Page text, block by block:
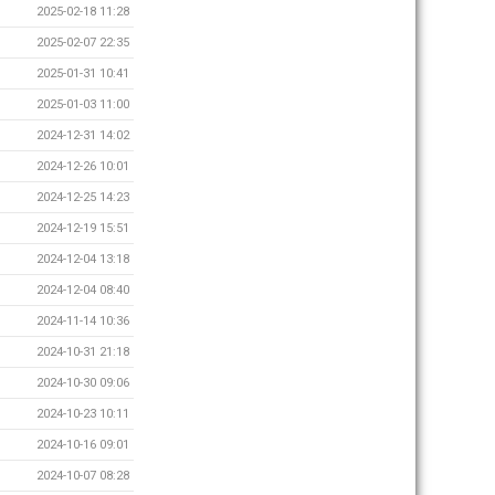
2025-02-18 11:28
2025-02-07 22:35
2025-01-31 10:41
2025-01-03 11:00
2024-12-31 14:02
2024-12-26 10:01
2024-12-25 14:23
2024-12-19 15:51
2024-12-04 13:18
2024-12-04 08:40
2024-11-14 10:36
2024-10-31 21:18
2024-10-30 09:06
2024-10-23 10:11
2024-10-16 09:01
2024-10-07 08:28